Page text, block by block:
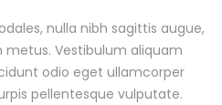
nulla nibh sagittis augue,
Vestibulum aliquam
odio eget ullamcorper
pellentesque vulputate.